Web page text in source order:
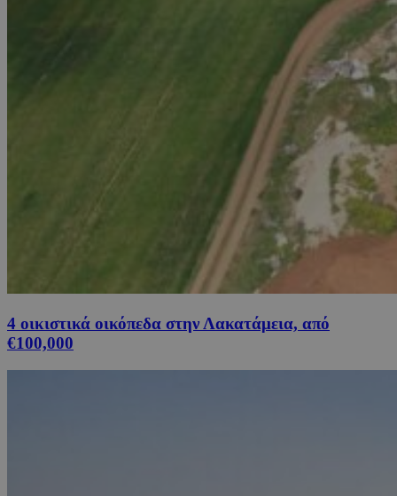
4 οικιστικά οικόπεδα στην Λακατάμεια, από
€100,000